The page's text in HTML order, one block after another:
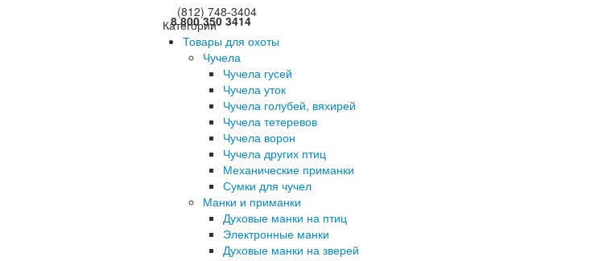
(812) 748-3404
8 800 350 3414
Категории
Товары для охоты
Чучела
Чучела гусей
Чучела уток
Чучела голубей, вяхирей
Чучела тетеревов
Чучела ворон
Чучела других птиц
Механические приманки
Сумки для чучел
Манки и приманки
Духовые манки на птиц
Электронные манки
Духовые манки на зверей